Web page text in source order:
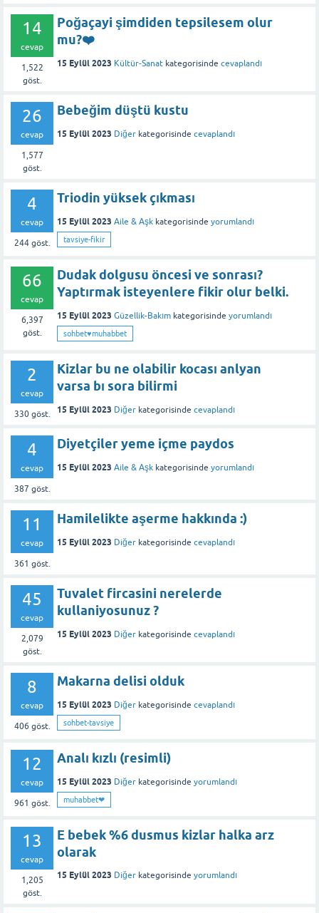
14
cevap
1,522
göst.
Poğaçayi şimdiden tepsilesem olur
mu?❤️
15 Eylül 2023 Kültür-Sanat kategorisinde cevaplandı
26
cevap
1,577
göst.
Bebeğim düştü kustu
15 Eylül 2023 Diğer kategorisinde cevaplandı
4
cevap
244göst.
Triodin yüksek çıkması
15 Eylül 2023 Aile & Aşk kategorisinde yorumlandı
tavsiye-fikir
66
cevap
6,397
göst.
Dudak dolgusu öncesi ve sonrası?
Yaptırmak isteyenlere fikir olur belki.
15 Eylül 2023 Güzellik-Bakım kategorisinde yorumlandı
sohbet♥️muhabbet
2
cevap
330göst.
Kizlar bu ne olabilir kocası anlyan
varsa bı sora bilirmi
15 Eylül 2023 Diğer kategorisinde cevaplandı
4
cevap
387 göst.
Diyetçiler yeme içme paydos
15 Eylül 2023 Aile & Aşk kategorisinde yorumlandı
11
cevap
361 göst.
Hamilelikte aşerme hakkında :)
15 Eylül 2023 Diğer kategorisinde cevaplandı
45
cevap
2,079
göst.
Tuvalet fircasini nerelerde
kullaniyosunuz ?
15 Eylül 2023 Diğer kategorisinde cevaplandı
8
cevap
406 göst.
Makarna delisi olduk
15 Eylül 2023 Diğer kategorisinde cevaplandı
sohbet-tavsiye
12
cevap
961 göst.
Analı kızlı (resimli)
15 Eylül 2023 Diğer kategorisinde yorumlandı
muhabbet❤
13
cevap
1,205
göst.
E bebek %6 dusmus kizlar halka arz
olarak
15 Eylül 2023 Diğer kategorisinde yorumlandı